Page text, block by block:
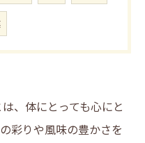
、体にとっても心にと
彩りや風味の豊かさを